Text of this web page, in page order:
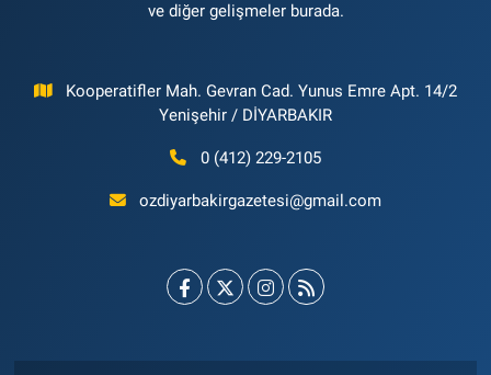
ve diğer gelişmeler burada.
Kooperatifler Mah. Gevran Cad. Yunus Emre Apt. 14/2
Yenişehir / DİYARBAKIR
0 (412) 229-2105
ozdiyarbakirgazetesi@gmail.com